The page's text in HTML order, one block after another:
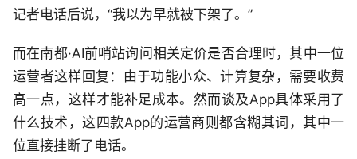
记者电话后说，“我以为早就被下架了。”
而在南都·AI前哨站询问相关定价是否合理时，其中一位
运营者这样回复：由于功能小众、计算复杂，需要收费
高一点，这样才能补足成本。然而谈及App具体采用了
什么技术，这四款App的运营商则都含糊其词，其中一
位直接挂断了电话。